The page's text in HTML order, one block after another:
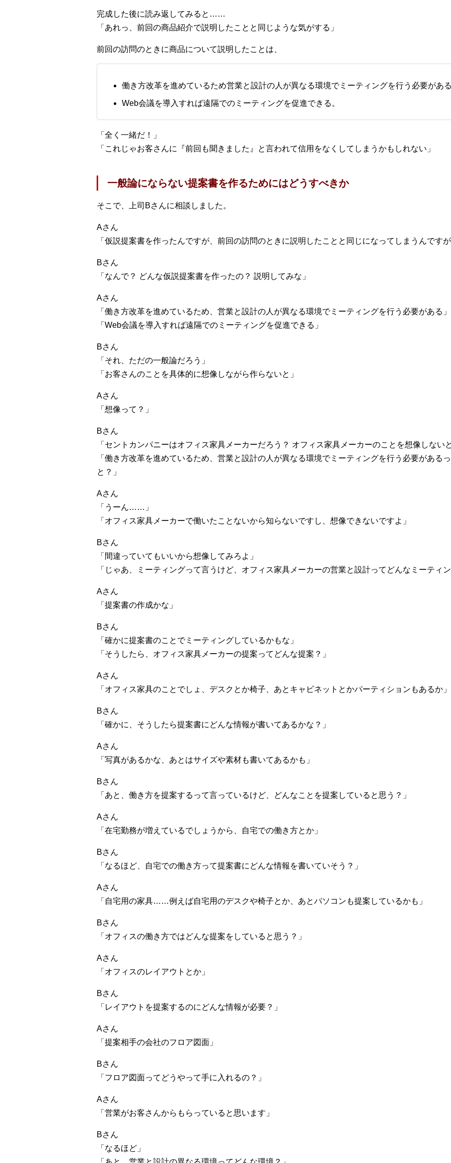
完成した後に読み返してみると……
「あれっ、前回の商品紹介で説明したことと同じような気がする」
前回の訪問のときに商品について説明したことは、
働き方改革を進めているため営業と設計の人が異なる環境でミーティングを行う必要がある
Web会議を導入すれば遠隔でのミーティングを促進できる。
「全く一緒だ！」
「これじゃお客さんに『前回も聞きました』と言われて信用をなくしてしまうかもしれない」
一般論にならない提案書を作るためにはどうすべきか
そこで、上司Bさんに相談しました。
Aさん
「仮説提案書を作ったんですが、前回の訪問のときに説明したことと同じになってしまうんです
Bさん
「なんで？ どんな仮説提案書を作ったの？ 説明してみな」
Aさん
「働き方改革を進めているため、営業と設計の人が異なる環境でミーティングを行う必要がある」
「Web会議を導入すれば遠隔でのミーティングを促進できる」
Bさん
「それ、ただの一般論だろう」
「お客さんのことを具体的に想像しながら作らないと」
Aさん
「想像って？」
Bさん
「セントカンパニーはオフィス家具メーカーだろう？ オフィス家具メーカーのことを想像しないと
「働き方改革を進めているため、営業と設計の人が異なる環境でミーティングを行う必要がある
と？」
Aさん
「うーん……」
「オフィス家具メーカーで働いたことないから知らないですし、想像できないですよ」
Bさん
「間違っていてもいいから想像してみろよ」
「じゃあ、ミーティングって言うけど、オフィス家具メーカーの営業と設計ってどんなミーティ
Aさん
「提案書の作成かな」
Bさん
「確かに提案書のことでミーティングしているかもな」
「そうしたら、オフィス家具メーカーの提案ってどんな提案？」
Aさん
「オフィス家具のことでしょ、デスクとか椅子、あとキャビネットとかパーティションもあるか」
Bさん
「確かに、そうしたら提案書にどんな情報が書いてあるかな？」
Aさん
「写真があるかな、あとはサイズや素材も書いてあるかも」
Bさん
「あと、働き方を提案するって言っているけど、どんなことを提案していると思う？」
Aさん
「在宅勤務が増えているでしょうから、自宅での働き方とか」
Bさん
「なるほど、自宅での働き方って提案書にどんな情報を書いていそう？」
Aさん
「自宅用の家具……例えば自宅用のデスクや椅子とか、あとパソコンも提案しているかも」
Bさん
「オフィスの働き方ではどんな提案をしていると思う？」
Aさん
「オフィスのレイアウトとか」
Bさん
「レイアウトを提案するのにどんな情報が必要？」
Aさん
「提案相手の会社のフロア図面」
Bさん
「フロア図面ってどうやって手に入れるの？」
Aさん
「営業がお客さんからもらっていると思います」
Bさん
「なるほど」